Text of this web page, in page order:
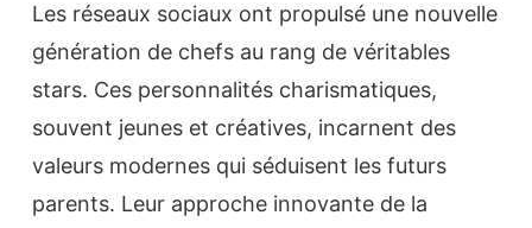
Les réseaux sociaux ont propulsé une nouvelle
génération de chefs au rang de véritables
stars. Ces personnalités charismatiques,
souvent jeunes et créatives, incarnent des
valeurs modernes qui séduisent les futurs
parents. Leur approche innovante de la